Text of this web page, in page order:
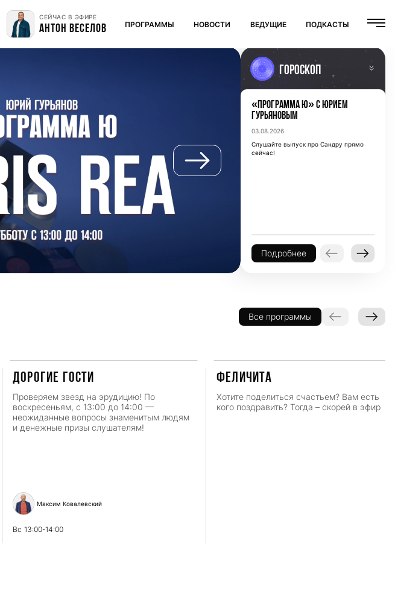
СЕЙЧАС В ЭФИРЕ
АНТОН ВЕСЕЛОВ ПРОГРАММЫ НОВОСТИ ВЕДУЩИЕ ПОДКАСТЫ
Гороскоп
Овен (21/03 - 20/04)
знакомыми сегодня могут быть
особенно полезными.
«Программа Ю» с Юрием
Гурьяновым
03.08.2026
Слушайте выпуск про Сандру прямо
сейчас!
Подробнее
Все программы
ДОРОГИЕ ГОСТИ
Проверяем звезд на эрудицию! По
воскресеньям, с 13:00 до 14:00 —
неожиданные вопросы знаменитым людям
и денежные призы слушателям!
Максим Ковалевский
Вс 13:00-14:00
ФЕЛИЧИТА
Хотите поделиться счастьем? Вам есть
кого поздравить? Тогда – скорей в эфир